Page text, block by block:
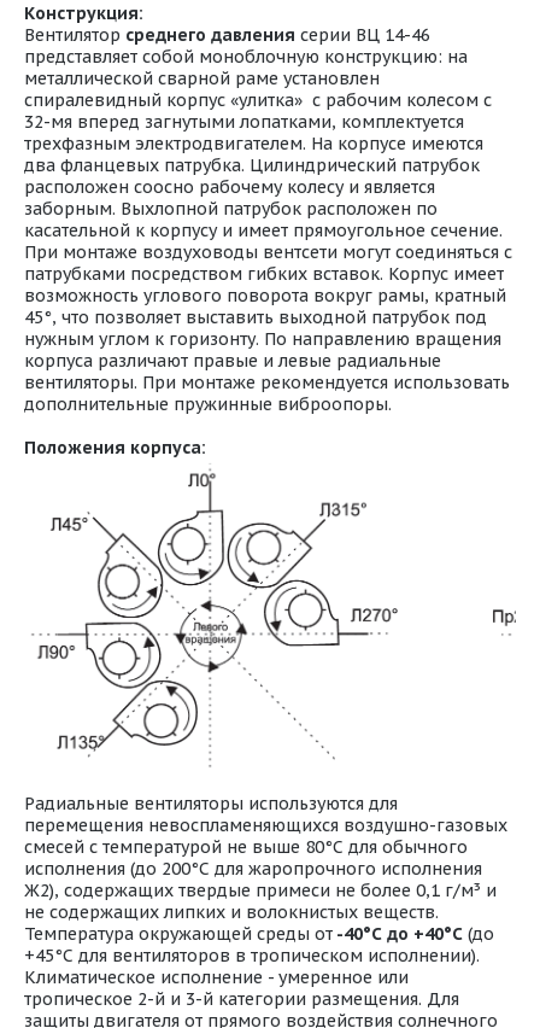
Конструкция:
Вентилятор среднего давления серии ВЦ 14-46
представляет собой моноблочную конструкцию: на
металлической сварной раме установлен
спиралевидный корпус «улитка» с рабочим колесом с
32-мя вперед загнутыми лопатками, комплектуется
трехфазным электродвигателем. На корпусе имеются
два фланцевых патрубка. Цилиндрический патрубок
расположен соосно рабочему колесу и является
заборным. Выхлопной патрубок расположен по
касательной к корпусу и имеет прямоугольное сечение.
При монтаже воздуховоды вентсети могут соединяться с
патрубками посредством гибких вставок. Корпус имеет
возможность углового поворота вокруг рамы, кратный
45°, что позволяет выставить выходной патрубок под
нужным углом к горизонту. По направлению вращения
корпуса различают правые и левые радиальные
вентиляторы. При монтаже рекомендуется использовать
дополнительные пружинные виброопоры.
Положения корпуса:
Радиальные вентиляторы используются для
перемещения невоспламеняющихся воздушно-газовых
смесей с температурой не выше 80°С для обычного
исполнения (до 200°С для жаропрочного исполнения
Ж2), содержащих твердые примеси не более 0,1 г/м³ и
не содержащих липких и волокнистых веществ.
Температура окружающей среды от -40°С до +40°С (до
+45°С для вентиляторов в тропическом исполнении).
Климатическое исполнение - умеренное или
тропическое 2-й и 3-й категории размещения. Для
защиты двигателя от прямого воздействия солнечного